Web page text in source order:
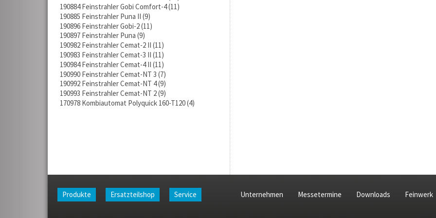
190884 Feinstrahler Gobi Comfort-4 11
190885 Feinstrahler Puna II 9
190896 Feinstrahler Gobi-2 11
190897 Feinstrahler Puna 9
190982 Feinstrahler Cemat-2 II 11
190983 Feinstrahler Cemat-3 II 11
190984 Feinstrahler Cemat-4 II 11
190990 Feinstrahler Cemat-NT 3 7
190992 Feinstrahler Cemat-NT 4 9
190993 Feinstrahler Cemat-NT 2 9
170978 Kombiautomat Polyquick 160-T120 4
Produkte Ersatzteilshop Service Unternehmen Messetermine Downloads Feinwerk